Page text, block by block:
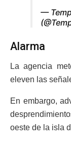
—
Alarma
La agencia
eleven las
En embargo,
oeste de la isla